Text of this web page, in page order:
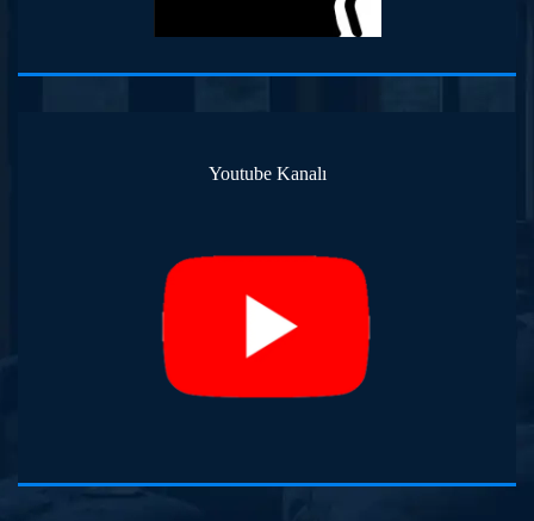
Youtube Kanalı